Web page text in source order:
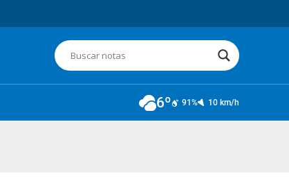
6º 91% 10 km/h